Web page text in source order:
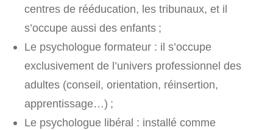
centres de rééducation, les tribunaux, et il
s’occupe aussi des enfants ;
Le psychologue formateur : il s’occupe
exclusivement de l’univers professionnel des
adultes (conseil, orientation, réinsertion,
apprentissage…) ;
Le psychologue libéral : installé comme